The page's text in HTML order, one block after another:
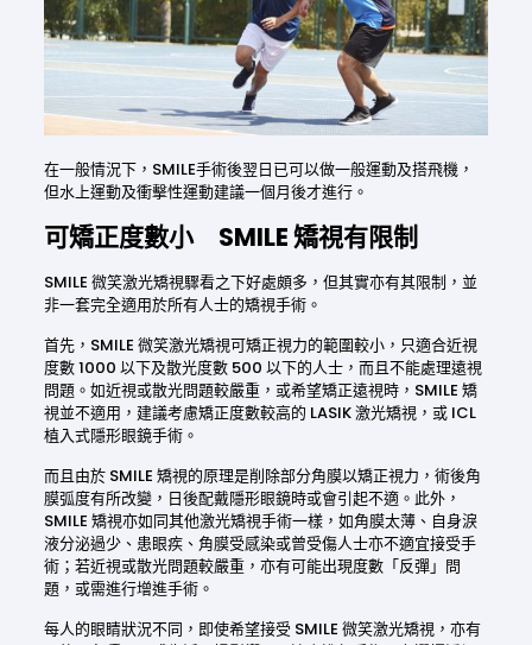
在一般情況下，SMILE手術後翌日已可以做一般運動及搭飛機，
但水上運動及衝擊性運動建議一個月後才進行。
可矯正度數小 SMILE 矯視有限制
SMILE 微笑激光矯視驟看之下好處頗多，但其實亦有其限制，並
非一套完全適用於所有人士的矯視手術。
首先，SMILE 微笑激光矯視可矯正視力的範圍較小，只適合近視
度數 1000 以下及散光度數 500 以下的人士，而且不能處理遠視
問題。如近視或散光問題較嚴重，或希望矯正遠視時，SMILE 矯
視並不適用，建議考慮矯正度數較高的 LASIK 激光矯視，或 ICL
植入式隱形眼鏡手術。
而且由於 SMILE 矯視的原理是削除部分角膜以矯正視力，術後角
膜弧度有所改變，日後配戴隱形眼鏡時或會引起不適。此外，
SMILE 矯視亦如同其他激光矯視手術一樣，如角膜太薄、自身淚
液分泌過少、患眼疾、角膜受感染或曾受傷人士亦不適宜接受手
術；若近視或散光問題較嚴重，亦有可能出現度數「反彈」問
題，或需進行增進手術。
每人的眼睛狀況不同，即使希望接受 SMILE 微笑激光矯視，亦有